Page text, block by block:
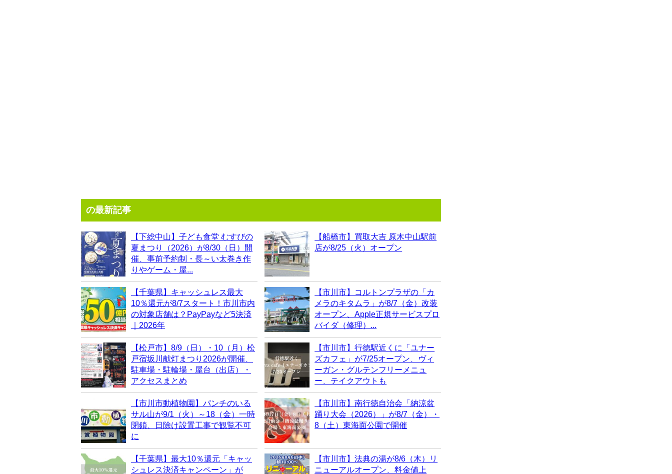
の最新記事
【下総中山】子ども食堂 むすびの
夏まつり（2026）が8/30（日）開
催、事前予約制・長～い太巻き作
りやゲーム・屋...
【船橋市】買取大吉 原木中山駅前
店が8/25（火）オープン
【千葉県】キャッシュレス最大
10％還元が8/7スタート！市川市内
の対象店舗は？PayPayなど5決済
｜2026年
【市川市】コルトンプラザの「カ
メラのキタムラ」が8/7（金）改装
オープン、Apple正規サービスプロ
バイダ（修理）...
【松戸市】8/9（日）・10（月）松
戸宿坂川献灯まつり2026が開催、
駐車場・駐輪場・屋台（出店）・
アクセスまとめ
【市川市】行徳駅近くに「ユナー
ズカフェ」が7/25オープン、ヴィ
ーガン・グルテンフリーメニュ
ー、テイクアウトも
【市川市動植物園】パンチのいる
サル山が9/1（火）～18（金）一時
閉鎖、日除け設置工事で観覧不可
に
【市川市】南行徳自治会「納涼盆
踊り大会（2026）」が8/7（金）・
8（土）東海面公園で開催
【千葉県】最大10％還元「キャッ
シュレス決済キャンペーン」が
【市川市】法典の湯が8/6（木）リ
ニューアルオープン、料金値上